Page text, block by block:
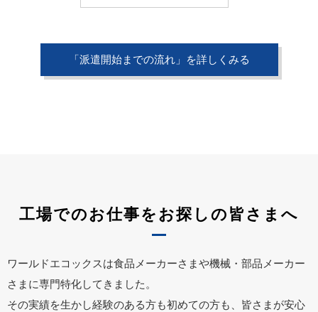
「派遣開始までの流れ」を詳しくみる
工場でのお仕事をお探しの皆さまへ
ワールドエコックスは食品メーカーさまや機械・部品メーカー
さまに専門特化してきました。
その実績を生かし経験のある方も初めての方も、皆さまが安心